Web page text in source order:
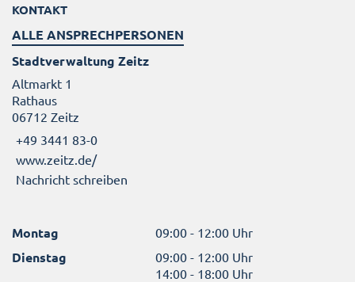
KONTAKT
ALLE ANSPRECHPERSONEN
Stadtverwaltung Zeitz
Altmarkt 1
Rathaus
06712 Zeitz
+49 3441 83-0
www.zeitz.de/
Nachricht schreiben
Montag 09:00 - 12:00 Uhr
Dienstag
09:00 - 12:00 Uhr
14:00 - 18:00 Uhr